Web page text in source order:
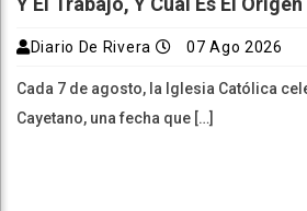
Diario De Rivera 07 Ago 2026
Cada 7 de agosto, la Iglesia Católica
Cayetano, una fecha que […]